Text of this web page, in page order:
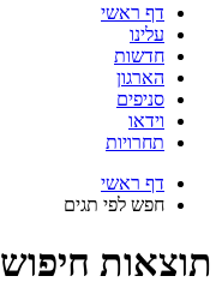
דף ראשי
עלינו
חדשות
הארגון
סניפים
וידאו
תחרויות
דף ראשי
חפש לפי תגים
תוצאות חיפוש